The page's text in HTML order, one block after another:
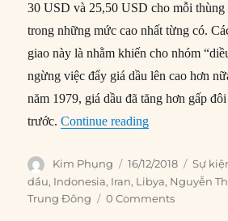
30 USD và 25,50 USD cho mỗi thùng
trong những mức cao nhất từng có.
giao này là nhằm khiến cho nhóm
ngừng việc đẩy giá dầu lên cao hơn
năm 1979, giá dầu đã tăng hơn gấp
trước.Continue reading“16/12/1979:
Author
Kim Phụng
Posted
on
16/12/2018 Sự
dầu, Indonesia, Iran, Libya, Nguyễn
Trung Đông
0 Comments